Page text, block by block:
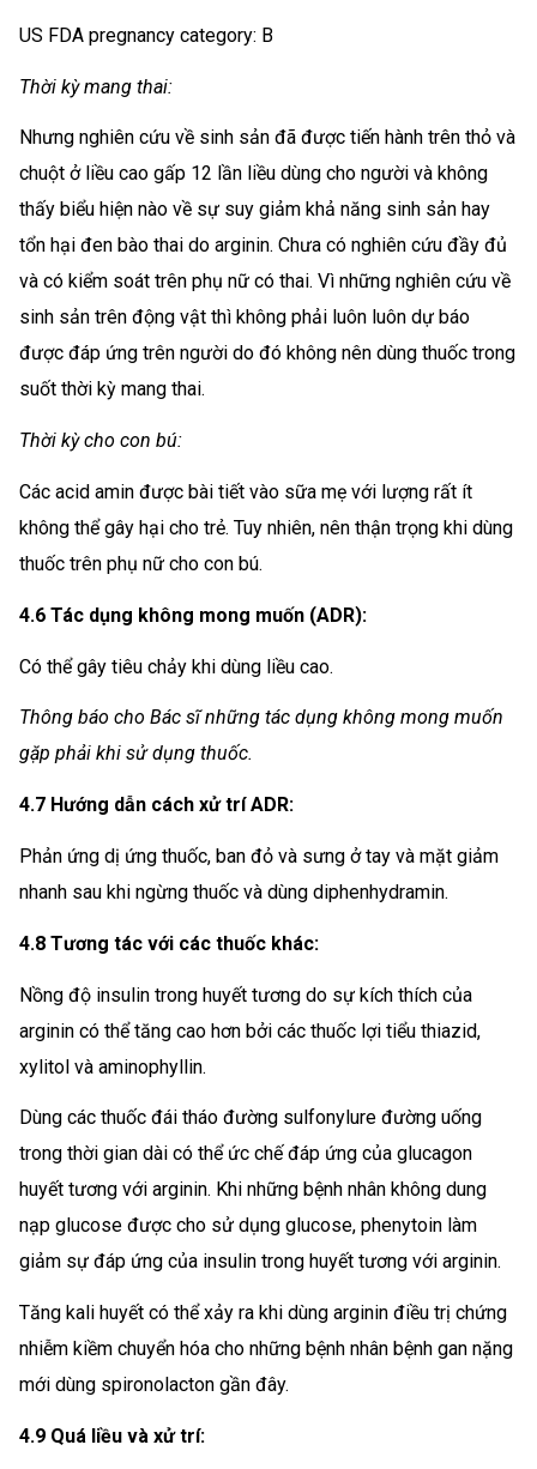
US FDA pregnancy category: B
Thời kỳ mang thai:
Nhưng nghiên cứu về sinh sản đã được tiến hành trên thỏ và
chuột ở liều cao gấp 12 lần liều dùng cho người và không
thấy biểu hiện nào về sự suy giảm khả năng sinh sản hay
tổn hại đen bào thai do arginin. Chưa có nghiên cứu đầy đủ
và có kiểm soát trên phụ nữ có thai. Vì những nghiên cứu về
sinh sản trên động vật thì không phải luôn luôn dự báo
được đáp ứng trên người do đó không nên dùng thuốc trong
suốt thời kỳ mang thai.
Thời kỳ cho con bú:
Các acid amin được bài tiết vào sữa mẹ với lượng rất ít
không thể gây hại cho trẻ. Tuy nhiên, nên thận trọng khi dùng
thuốc trên phụ nữ cho con bú.
4.6 Tác dụng không mong muốn (ADR):
Có thể gây tiêu chảy khi dùng liều cao.
Thông báo cho Bác sĩ những tác dụng không mong muốn
gặp phải khi sử dụng thuốc.
4.7 Hướng dẫn cách xử trí ADR:
Phản ứng dị ứng thuốc, ban đỏ và sưng ở tay và mặt giảm
nhanh sau khi ngừng thuốc và dùng diphenhydramin.
4.8 Tương tác với các thuốc khác:
Nồng độ insulin trong huyết tương do sự kích thích của
arginin có thể tăng cao hơn bởi các thuốc lợi tiểu thiazid,
xylitol và aminophyllin.
Dùng các thuốc đái tháo đường sulfonylure đường uống
trong thời gian dài có thể ức chế đáp ứng của glucagon
huyết tương với arginin. Khi những bệnh nhân không dung
nạp glucose được cho sử dụng glucose, phenytoin làm
giảm sự đáp ứng của insulin trong huyết tương với arginin.
Tăng kali huyết có thể xảy ra khi dùng arginin điều trị chứng
nhiễm kiềm chuyển hóa cho những bệnh nhân bệnh gan nặng
mới dùng spironolacton gần đây.
4.9 Quá liều và xử trí: